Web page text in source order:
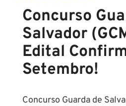
Concurso
Salvador
Edital
Setembro!
Concurso Guarda de